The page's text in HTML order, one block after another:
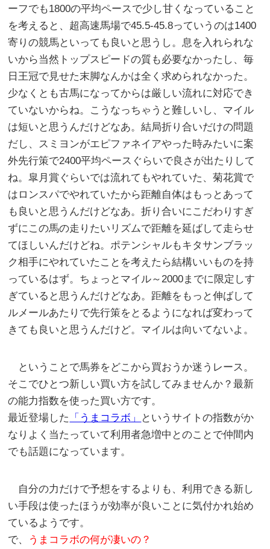
ーフでも1800の平均ペースで少し甘くなっていること
を考えると、超高速馬場で45.5-45.8っていうのは1400
寄りの競馬といっても良いと思うし。息を入れられな
いから当然トップスピードの質も必要なかったし、毎
日王冠で見せた末脚なんかは全く求められなかった。
少なくとも古馬になってからは厳しい流れに対応でき
ていないからね。こうなっちゃうと難しいし、マイル
は短いと思うんだけどなあ。結局折り合いだけの問題
だし、スミヨンがエピファネイアやった時みたいに案
外先行策で2400平均ペースぐらいで良さが出たりして
ね。皐月賞ぐらいでは流れてもやれていた、菊花賞で
はロンスパでやれていたから距離自体はもっとあって
も良いと思うんだけどなあ。折り合いにこだわりすぎ
ずにこの馬の走りたいリズムで距離を延ばして走らせ
てほしいんだけどね。ポテンシャルもキタサンブラッ
ク相手にやれていたことを考えたら結構いいものを持
っているはず。ちょっとマイル～2000までに限定しす
ぎていると思うんだけどなあ。距離をもっと伸ばして
ルメールあたりで先行策をとるようになれば変わって
きても良いと思うんだけど。マイルは向いてないよ。
ということで馬券をどこから買おうか迷うレース。
そこでひとつ新しい買い方を試してみませんか？最新
の能力指数を使った買い方です。
最近登場した
「うまコラボ」
というサイトの指数がか
なりよく当たっていて利用者急増中とのことで仲間内
でも話題になっています。
自分の力だけで予想をするよりも、利用できる新し
い手段は使ったほうが効率が良いことに気付かれ始め
ているようです。
で、
うまコラボの何が凄いの？